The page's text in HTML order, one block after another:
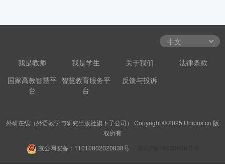
我是教师 我是学生 关于我们
法律条款
国家高教智慧平
台
智慧教育服务平
台
反馈与投诉
外研在线（外语教学与研究出版社旗下子公司） Copyright © 2025 Unipus.cn 版
权所有
京公网安备：11010802020838号